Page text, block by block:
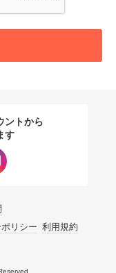
ントから
す
リシー 利用規約